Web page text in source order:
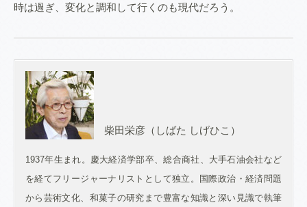
時は過ぎ、変化と調和して行くのも現代だろう。
柴田栄彦（しばた しげひこ）
1937年生まれ。慶大経済学部卒、総合商社、大手石油会社など
を経てフリージャーナリストとして独立。国際政治・経済問題
から芸術文化、和菓子の研究まで豊富な知識と深い見識で執筆